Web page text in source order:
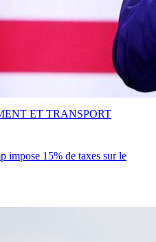
impose 15% de taxes sur le
ET TRANSPORT